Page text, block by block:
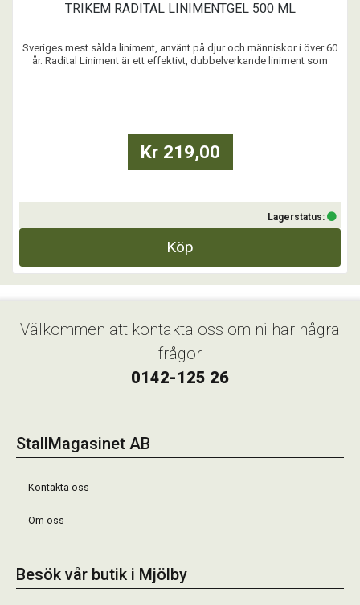
TRIKEM RADITAL LINIMENTGEL 500 ML
Sveriges mest sålda liniment, använt på djur och människor i över 60
år. Radital Liniment är ett effektivt, dubbelverkande liniment som
Kr 219,00
Lagerstatus:
Köp
Välkommen att kontakta oss om ni har några
frågor
0142-125 26
StallMagasinet AB
Kontakta oss
Om oss
Besök vår butik i Mjölby